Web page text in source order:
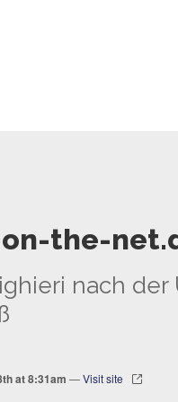
the-
nach
at 8:31am —Visit site